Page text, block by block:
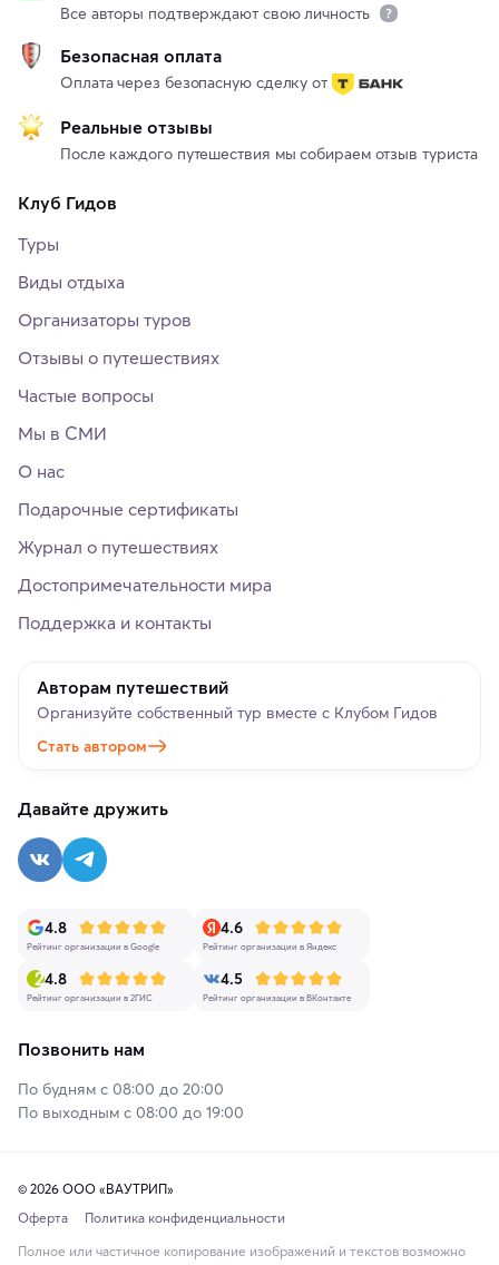
Все авторы подтверждают свою личность
Безопасная оплата
Оплата через безопасную сделку от
Реальные отзывы
После каждого путешествия мы собираем отзыв туриста
Клуб Гидов
Туры
Виды отдыха
Организаторы туров
Отзывы о путешествиях
Частые вопросы
Мы в СМИ
О нас
Подарочные сертификаты
Журнал о путешествиях
Достопримечательности мира
Поддержка и контакты
Авторам путешествий
Организуйте собственный тур вместе с Клубом Гидов
Стать автором
Давайте дружить
4.8
Рейтинг организации в Google
4.6
Рейтинг организации в Яндекс
4.8
Рейтинг организации в 2ГИС
4.5
Рейтинг организации в ВКонтакте
Позвонить нам
По будням с 08:00 до 20:00
По выходным с 08:00 до 19:00
© 2026 ООО «ВАУТРИП»
Оферта
Политика конфиденциальности
Полное или частичное копирование изображений и текстов возможно